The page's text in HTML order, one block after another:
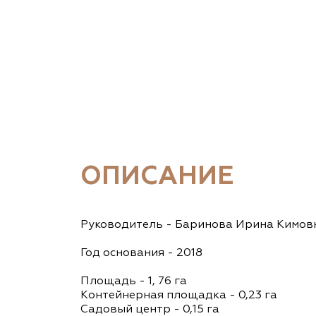
ОПИСАНИЕ
Руководитель - Баринова Ирина
Год основания - 2018
Площадь - 1, 76 га
Контейнерная площадка - 0,23 га
Садовый центр - 0,15 га